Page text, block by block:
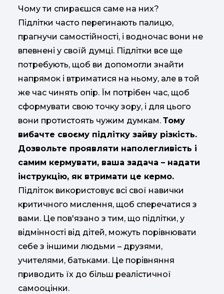
Чому ти спираєшся саме на них?
Підлітки часто перегинають палицю,
прагнучи самостійності, і водночас вони не
впевнені у своїй думці. Підлітки все ще
потребують, щоб ви допомогли знайти
напрямок і втриматися на ньому, але в той
же час чинять опір. Їм потрібен час, щоб
сформувати свою точку зору, і для цього
вони протистоять чужим думкам. Тому
вибачте своєму підлітку зайву різкість.
Дозвольте проявляти наполегливість і
самим кермувати, ваша задача – надати
інструкцію, як втримати це кермо.
Підліток використовує всі свої навички
критичного мислення, щоб сперечатися з
вами. Це пов'язано з тим, що підлітки, у
відмінності від дітей, можуть порівнювати
себе з іншими людьми – друзями,
учителями, батьками. Це порівняння
приводить їх до більш реалістичної
самооцінки.